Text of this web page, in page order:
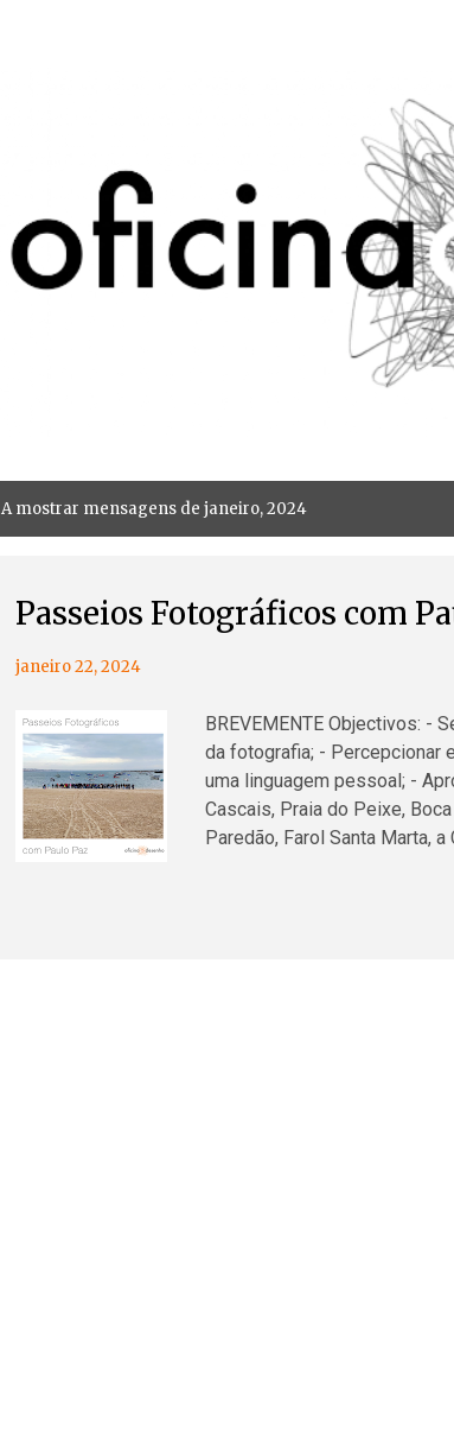
A mostrar mensagens de janeiro, 2024
Passeios Fotográficos com
janeiro 22, 2024
BREVEMENTE Objectivos: -
da fotografia; - Percepcionar
uma linguagem pessoal; -
Cascais, Praia do Peixe,
Paredão, Farol Santa Marta,
Material obrigatório do